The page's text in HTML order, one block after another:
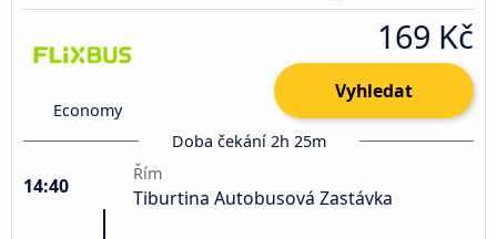
Economy
169 Kč
Vyhledat
Doba čekání 2h 25m
14:40
Řím
Tiburtina Autobusová Zastávka